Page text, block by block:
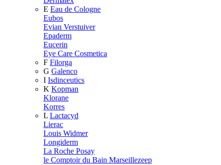
E Eau de Cologne
Eubos
Evian Verstuiver
Epaderm
Eucerin
Eye Care Cosmetica
F Filorga
G Galenco
I Isdinceutics
K Kopman
Klorane
Korres
L Lactacyd
Lierac
Louis Widmer
Longiderm
La Roche Posay
le Comptoir du Bain Marseillezeep